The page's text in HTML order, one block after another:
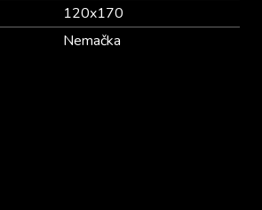
120x170
Nemačka